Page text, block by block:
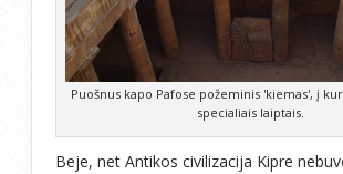
Puošnus kapo Pafose požeminis 'kiemas', į
specialiais laiptais.
Beje, net Antikos civilizacija Kipre